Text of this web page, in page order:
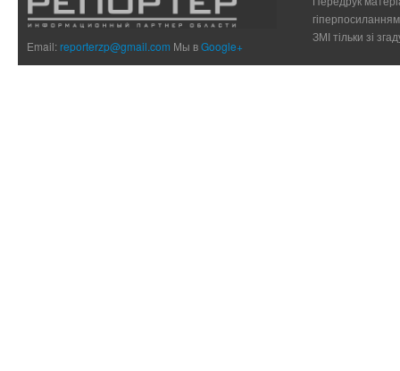
Email:reporterzp@gmail.com Мы вGoogle+
ЗМІ тільки зі